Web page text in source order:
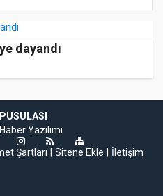
dayandı
Haber Yazılımı
Şartları Sitene Ekle İletişim